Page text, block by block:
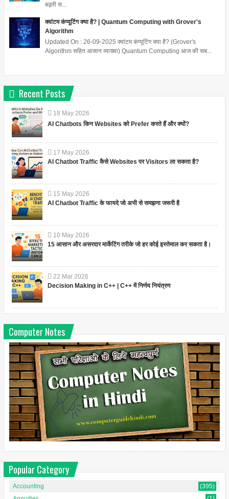
बढ़ती स...
क्वांटम कंप्यूटिंग क्या है? | Quantum Computing with Grover's
Algorithm
Updated On : 26-09-2025 क्वांटम कंप्यूटिंग क्या है? (Grover's
Algorithm सहित आसान व्याख्या) Quantum Computing आज की सब...
Recent Posts
18 May 2026
AI Chatbots किन Websites को Prefer करते हैं और क्यों?
17 May 2026
AI Chatbot Traffic कैसे Websites पर Visitors ला सकता है?
15 May 2026
AI Chatbot Traffic के फायदे जो अभी से समझना जरूरी है
10 May 2026
15 आसान और असरदार मार्केटिंग तरीके जो हर कोई इस्तेमाल कर सकता है।
22 Mar 2026
Decision Making in C++ | C++ में निर्णय नियंत्रण
Computer Notes
Popular Category
Accounting
(395)